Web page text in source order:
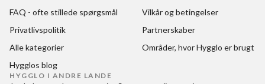
FAQ - ofte stillede spørgsmål
Vilkår og betingelser
Privatlivspolitik
Partnerskaber
Alle kategorier
Områder, hvor Hygglo er brugt
Hygglos blog
HYGGLO I ANDRE LANDE